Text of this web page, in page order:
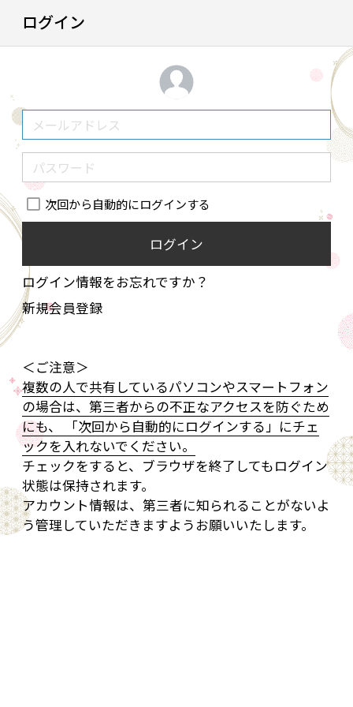
ログイン
次回から自動的にログインする
ログイン
ログイン情報をお忘れですか？
新規会員登録
＜ご注意＞
複数の人で共有しているパソコンやスマートフォン
の場合は、第三者からの不正なアクセスを防ぐため
にも、 「次回から自動的にログインする」にチェ
ックを入れないでください。
チェックをすると、ブラウザを終了してもログイン
状態は保持されます。
アカウント情報は、第三者に知られることがないよ
う管理していただきますようお願いいたします。